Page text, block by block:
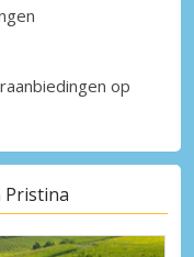
op
Pristina